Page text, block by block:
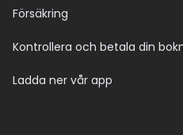
Försäkring
Kontrollera och betala din
Ladda ner vår app